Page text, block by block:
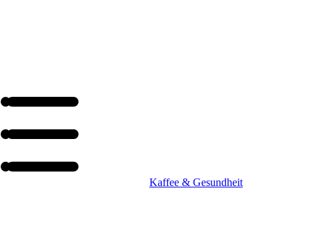
Kaffee & Gesundheit